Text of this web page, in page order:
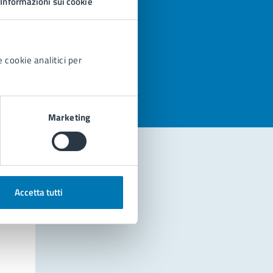
cookie analitici per
Marketing
Accetta tutti